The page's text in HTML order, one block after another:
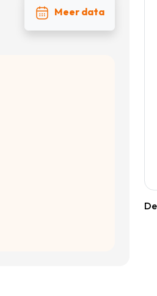
Meer data